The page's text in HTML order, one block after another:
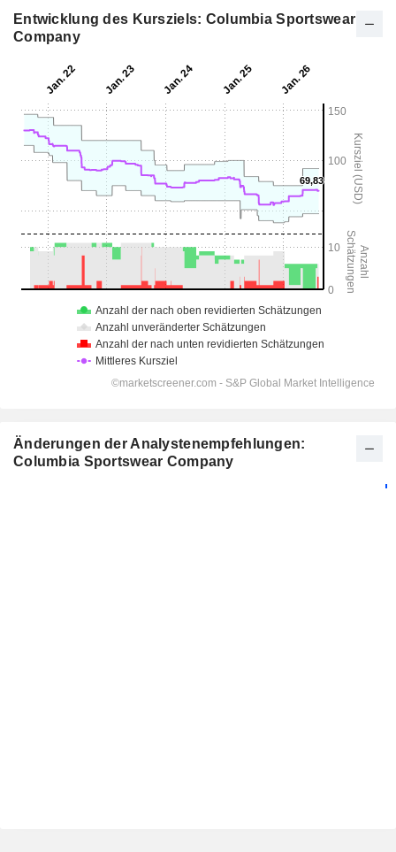
Entwicklung des Kursziels: Columbia Sportswear
Company
Änderungen der Analystenempfehlungen:
Columbia Sportswear Company